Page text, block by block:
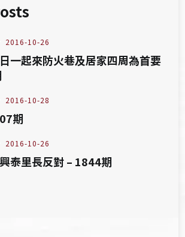
2016-10-26
一起來防火巷及居家四周為首要
2016-10-28
期
2016-10-26
泰里長反對 – 1844期